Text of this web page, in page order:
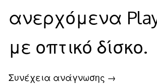
ανερχόμενα
με οπτικό δίσκο.
Συνέχεια ανάγνωσης →